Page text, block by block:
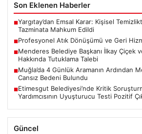
Son Eklenen Haberler
■Yargıtay’dan Emsal Karar: Kişisel
Tazminata Mahkum Edildi
■Profesyonel Atık Dönüşümü ve Geri
■Menderes Belediye Başkanı İlkay Çiçek
Hakkında Tutuklama Talebi
■Muğla’da 4 Günlük Aramanın Ardından
Cansız Bedeni Bulundu
■Etimesgut Belediyesi’nde Kritik
Yardımcısının Uyuşturucu Testi Pozitif
Güncel